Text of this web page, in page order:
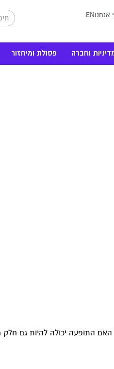
אנחנוEN
וחברה פסולת ומיחזור
התופעה יכולה להיות גם חלק